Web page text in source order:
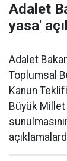
Adalet
yasa'
Adalet
Toplumsal
Kanun
Büyük Millet